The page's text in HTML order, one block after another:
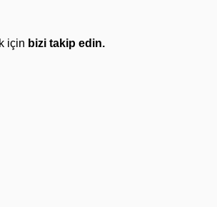
için bizi takip edin.